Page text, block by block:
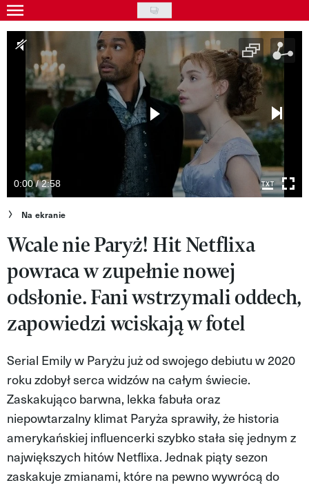
Skip
to
main
content
Wydarzenia
Rozrywka
Na ekranie
Piosenka
VIVA!ART
VIVA!MODA
VIVA!MAN
VIVA!PEOPLE POWER
VIVA!ITAKA
MAGAZYN VIVA!
0:00 / 2:58
Na ekranie
Wcale nie Paryż! Hit Netflixa
powraca w zupełnie nowej
odsłonie. Fani wstrzymali oddech,
zapowiedzi wciskają w fotel
Serial Emily w Paryżu już od swojego debiutu w 2020
roku zdobył serca widzów na całym świecie.
Zaskakująco barwna, lekka fabuła oraz
niepowtarzalny klimat Paryża sprawiły, że historia
amerykańskiej influencerki szybko stała się jednym z
największych hitów Netflixa. Jednak piąty sezon
zaskakuje zmianami, które na pewno wywrócą do